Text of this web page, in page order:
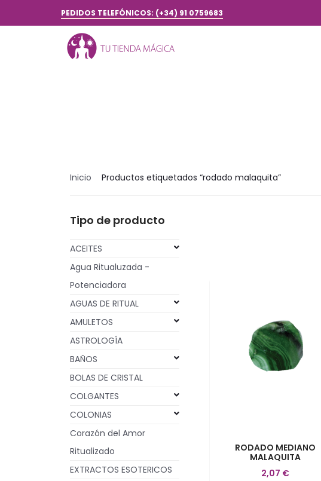
PEDIDOS TELEFÓNICOS: (+34) 91 0759683
Inicio Productos etiquetados “rodado malaquita”
Tipo de producto
ACEITES
Agua Ritualuzada -
Potenciadora
AGUAS DE RITUAL
AMULETOS
ASTROLOGÍA
BAÑOS
BOLAS DE CRISTAL
COLGANTES
COLONIAS
Corazón del Amor
Ritualizado
EXTRACTOS ESOTERICOS
RODADO MEDIANO
MALAQUITA
2,07 €